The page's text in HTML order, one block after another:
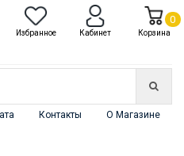
Контакты О Магазине
Избранное Кабинет Корзина
0